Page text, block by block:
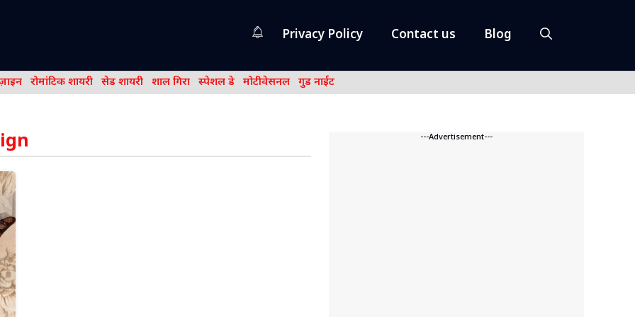
Privacy Policy Contact us Blog
रोमांटिक शायरी सेड शायरी शाल गिरा स्पेशल डे मोटीवेसनल गुड नाईट
---Advertisement---